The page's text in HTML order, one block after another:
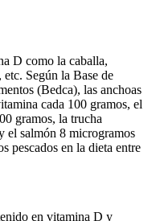
D como la caballa,
etc. Según la Base de
(Bedca), las anchoas
cada 100 gramos, el
gramos, la trucha
el salmón 8 microgramos
pescados en la dieta entre
en vitamina D y